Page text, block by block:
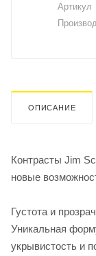
Артикул
ОПИСАНИЕ
Контрасты Jim
новые
Густота и
Уникальная
укрывистость и